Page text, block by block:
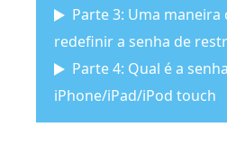
Parte 3: Uma
redefinir a senha de
Parte 4: Qual é a
iPhone/iPad/iPod touch